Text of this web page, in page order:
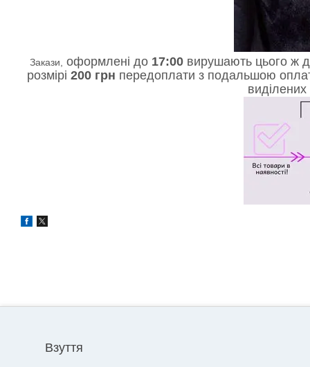
Закази, оформлені до 17:00 вирушають цього ж
розмірі 200 грн передоплати з подальшою
Взуття